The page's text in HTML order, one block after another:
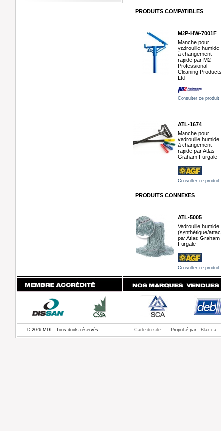
PRODUITS COMPATIBLES
M2P-HW-7001F
Manche pour
vadrouille humide
à changement
rapide par M2
Professional
Cleaning Products
Ltd
Consulter ce produit
ATL-1674
Manche pour
vadrouille humide
à changement
rapide par Atlas
Graham Furgale
Consulter ce produit
PRODUITS CONNEXES
ATL-5005
Vadrouille humide
(synthétique/
par Atlas Graham
Furgale
Consulter ce produit
© 2026 MDI . Tous droits réservés. Carte du site Propulsé par : Blax.ca